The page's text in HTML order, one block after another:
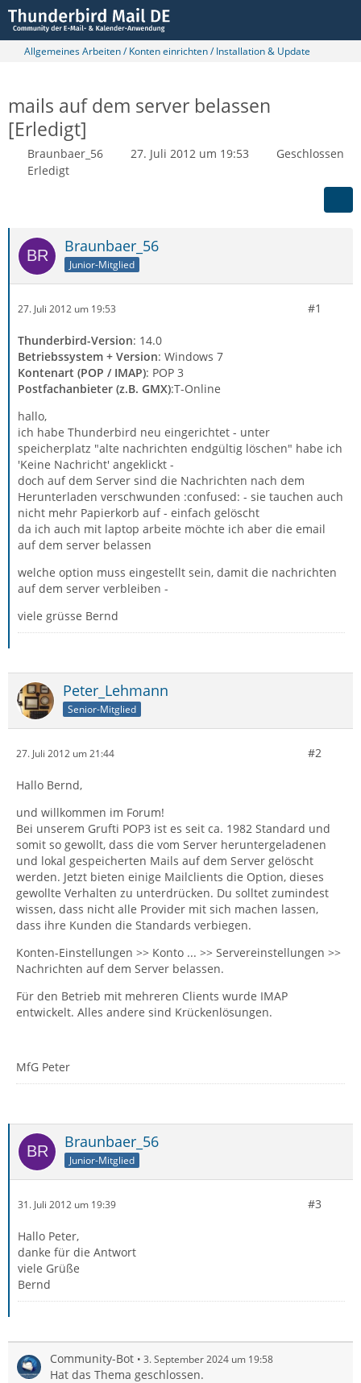
Allgemeines Arbeiten / Konten einrichten / Installation & Update
mails auf dem server belassen
[Erledigt]
Braunbaer_56 27. Juli 2012 um 19:53
Geschlossen
Erledigt
Braunbaer_56
Junior-Mitglied
27. Juli 2012 um 19:53 #1
Thunderbird-Version: 14.0
Betriebssystem + Version: Windows 7
Kontenart (POP / IMAP): POP 3
Postfachanbieter (z.B. GMX):T-Online
hallo,
ich habe Thunderbird neu eingerichtet - unter
speicherplatz "alte nachrichten endgültig löschen" habe ich
'Keine Nachricht' angeklickt -
doch auf dem Server sind die Nachrichten nach dem
Herunterladen verschwunden :confused: - sie tauchen auch
nicht mehr Papierkorb auf - einfach gelöscht
da ich auch mit laptop arbeite möchte ich aber die email
auf dem server belassen
welche option muss eingestellt sein, damit die nachrichten
auf dem server verbleiben -
viele grüsse Bernd
Peter_Lehmann
Senior-Mitglied
27. Juli 2012 um 21:44 #2
Hallo Bernd,
und willkommen im Forum!
Bei unserem Grufti POP3 ist es seit ca. 1982 Standard und
somit so gewollt, dass die vom Server heruntergeladenen
und lokal gespeicherten Mails auf dem Server gelöscht
werden. Jetzt bieten einige Mailclients die Option, dieses
gewollte Verhalten zu unterdrücken. Du solltet zumindest
wissen, dass nicht alle Provider mit sich machen lassen,
dass ihre Kunden die Standards verbiegen.
Konten-Einstellungen >> Konto ... >> Servereinstellungen >>
Nachrichten auf dem Server belassen.
Für den Betrieb mit mehreren Clients wurde IMAP
entwickelt. Alles andere sind Krückenlösungen.
MfG Peter
Braunbaer_56
Junior-Mitglied
31. Juli 2012 um 19:39 #3
Hallo Peter,
danke für die Antwort
viele Grüße
Bernd
Community-Bot 3. September 2024 um 19:58
Hat das Thema geschlossen.